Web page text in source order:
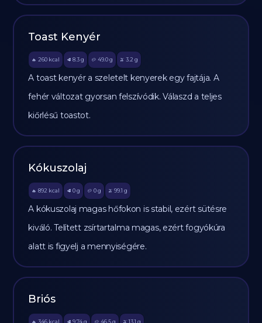
Toast Kenyér
🔥 260 kcal 🥩 8.3 g 🥔 49.0g 🫒 3.2 g
A toast kenyér a szeletelt kenyerek egy fajtája. A
fehér változat gyorsan felszívódik. Válaszd a teljes
kiőrlésű toastot.
Kókuszolaj
🔥 892 kcal 🥩 0 g 🥔 0g 🫒 99.1 g
A kókuszolaj magas hőfokon is stabil, ezért sütésre
kiváló. Telített zsírtartalma magas, ezért fogyókúra
alatt is figyelj a mennyiségére.
Briós
🔥 346 kcal 🥩 9.74 g 🥔 46.5g 🫒 13.1 g